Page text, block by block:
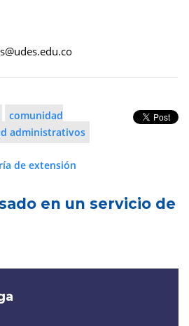
comunidad
administrativos
de extensión
en un servicio de